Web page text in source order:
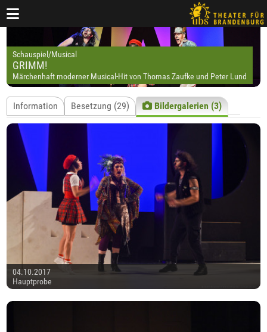
Schauspiel/Musical
GRIMM!
Märchenhaft moderner Musical-Hit von Thomas Zaufke und Peter Lund
Information Besetzung (29) Bildergalerien (3)
04.10.2017
Hauptprobe